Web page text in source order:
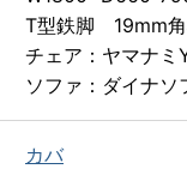
T型鉄脚 19mm角
チェア：ヤマナミ
ソファ：ダイナソ
カバ